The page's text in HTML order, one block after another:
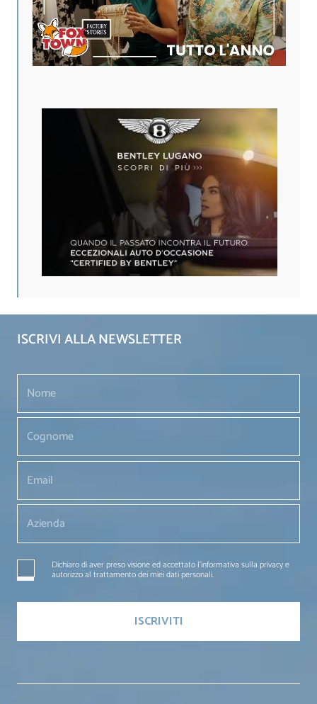
ISCRIVI ALLA NEWSLETTER
Dichiaro di aver preso visione ed accettato l'informativa sulla privacy e
autorizzo al trattamento dei miei dati personali.